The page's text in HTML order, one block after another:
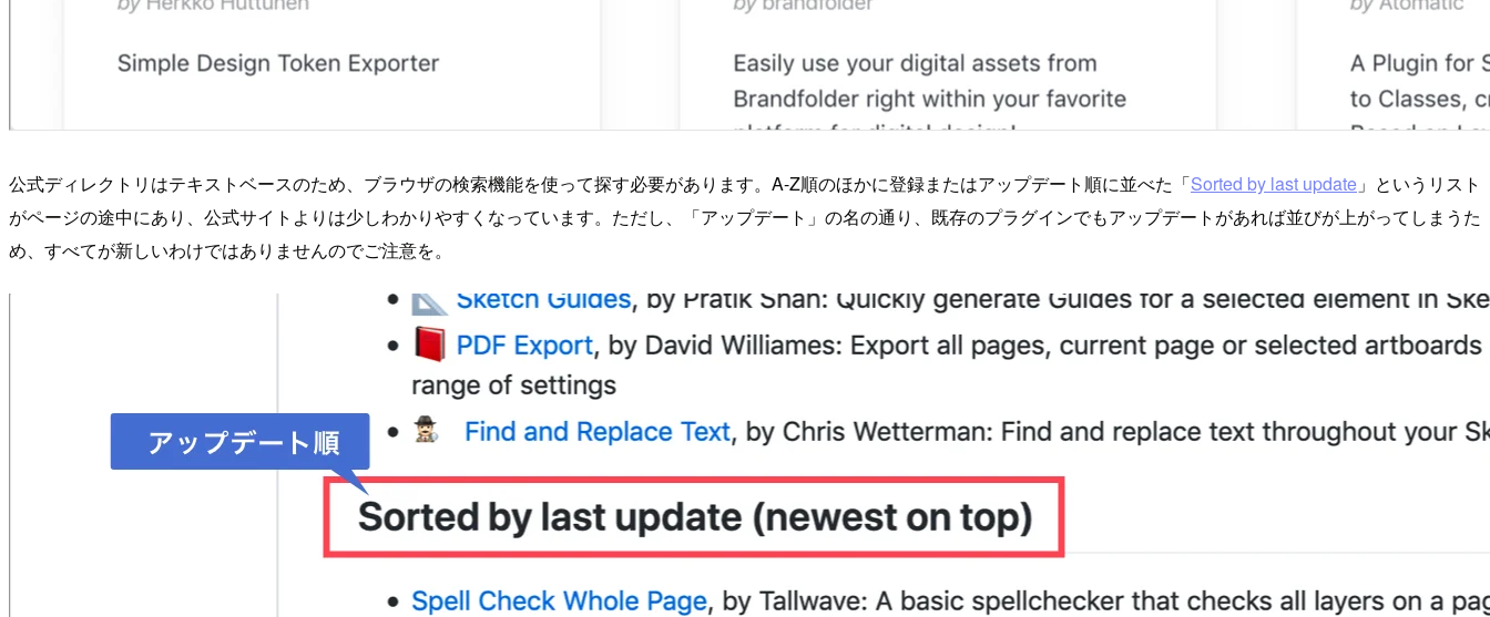
公式ディレクトリはテキストベースのため、ブラウザの検索機能を使って探す必要があります。A-Z順のほかに登録またはアップデート順に並べた「Sorted by last update 」というリスト
がページの途中にあり、公式サイトよりは少しわかりやすくなっています。ただし、「アップデート」の名の通り、既存のプラグインでもアップデートがあれば並びが上がってしまうた
め、すべてが新しいわけではありませんのでご注意を。